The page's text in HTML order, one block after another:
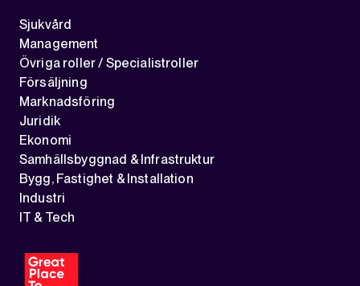
Sjukvård
Management
Övriga roller / Specialistroller
Försäljning
Marknadsföring
Juridik
Ekonomi
Samhällsbyggnad & Infrastruktur
Bygg, Fastighet & Installation
Industri
IT & Tech